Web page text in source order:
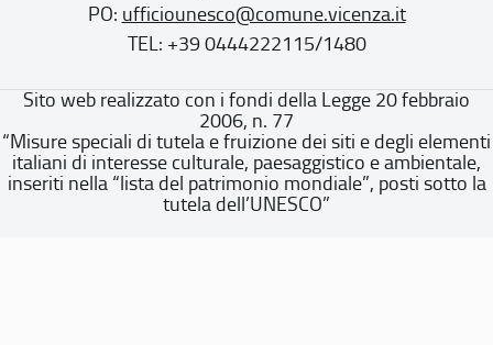
PO: ufficiounesco@comune.vicenza.it
TEL: +39 0444222115/1480
Sito web realizzato con i fondi della Legge 20 febbraio
2006, n. 77
“Misure speciali di tutela e fruizione dei siti e degli elementi
italiani di interesse culturale, paesaggistico e ambientale,
inseriti nella “lista del patrimonio mondiale”, posti sotto la
tutela dell’UNESCO”